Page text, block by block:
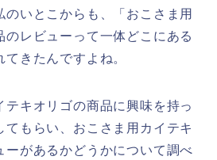
のいとこからも、「おこさま用
のレビューって一体どこにある
きたんですよね。
テキオリゴの商品に興味を持っ
てもらい、おこさま用カイテキ
ーがあるかどうかについて調べ